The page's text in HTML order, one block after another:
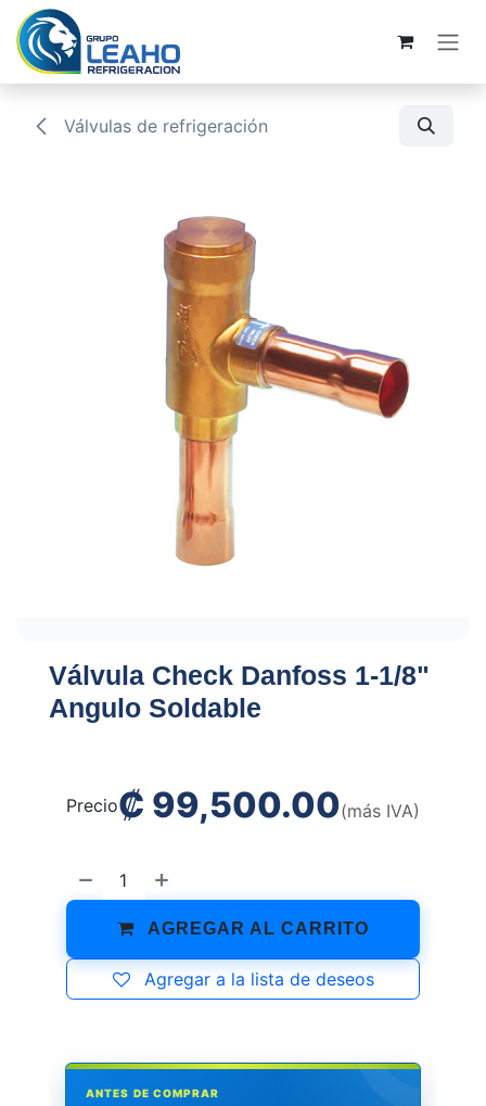
Ir al contenido
Válvulas de refrigeración
Válvula Check Danfoss 1-1/8"
Angulo Soldable
AGREGAR AL CARRITO
Agregar a la lista de deseos
Precio₡ 99,500.00(más IVA)
ANTES DE COMPRAR